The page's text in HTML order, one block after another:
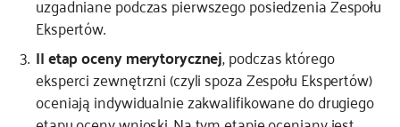
Ekspertów.
II etap oceny merytorycznej, podczas którego
eksperci zewnętrzni (czyli spoza Zespołu Ekspertów)
oceniają indywidualnie zakwalifikowane do drugiego